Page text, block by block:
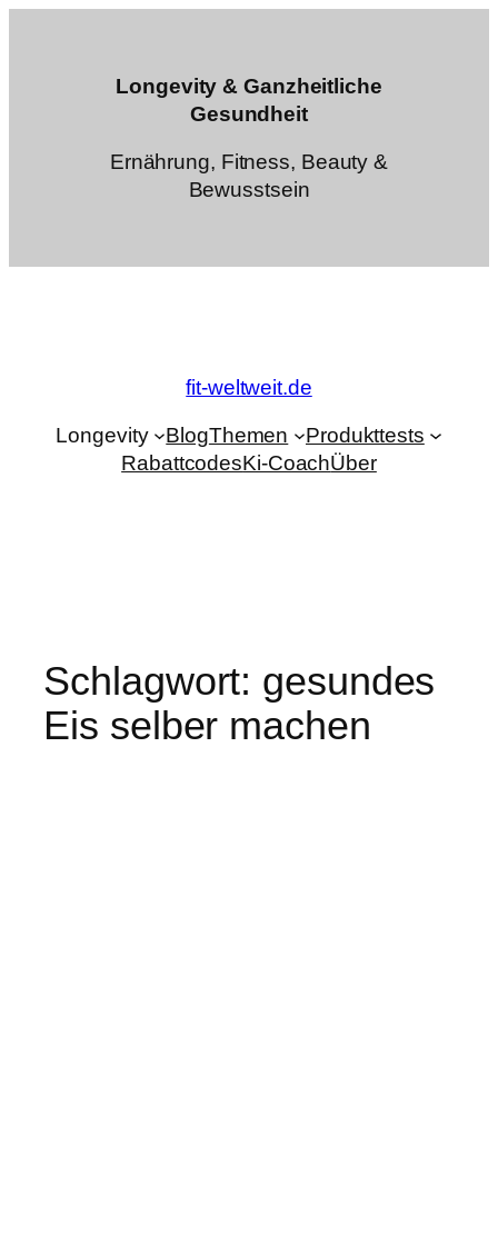
Longevity & Ganzheitliche
Gesundheit
Ernährung, Fitness, Beauty &
Bewusstsein
fit-weltweit.de
Longevity BlogThemen
Produkttests
RabattcodesKi-CoachÜber
Schlagwort: gesundes
Eis selber machen